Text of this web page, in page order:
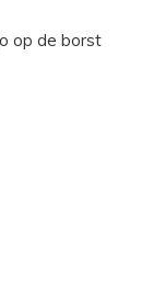
op de borst